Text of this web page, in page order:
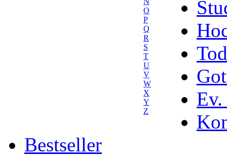
O
P
Q
R
S
T
U
V
W
X
Y
Z
Ev.
Bestseller